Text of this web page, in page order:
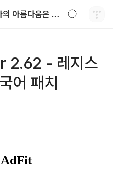
💗지금 이 순간, 나의 아름다움은 가장 빛난다!
2.62 - 레지스
어 패치